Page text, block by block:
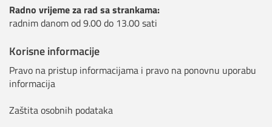
Radno vrijeme za rad sa strankama:
radnim danom od 9.00 do 13.00 sati
Korisne informacije
Pravo na pristup informacijama i pravo na ponovnu uporabu
informacija
Zaštita osobnih podataka